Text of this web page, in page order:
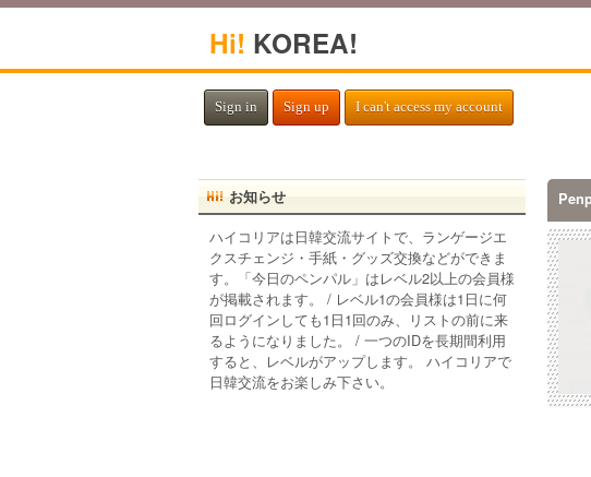
Hi! KOREA!
Sign in Sign up I can't access my account
お知らせ
ハイコリアは日韓交流サイトで、ランゲージエ
クスチェンジ・手紙・グッズ交換などができま
す。「今日のペンパル」はレベル2以上の会員様
が掲載されます。 / レベル1の会員様は1日に何
回ログインしても1日1回のみ、リストの前に来
るようになりました。 / 一つのIDを長期間利用
すると、レベルがアップします。 ハイコリアで
日韓交流をお楽しみ下さい。